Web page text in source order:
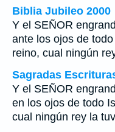
Biblia Jubileo 2000
Y el SEÑOR
ante los ojos de
reino, cual ningún
Sagradas
Y el SEÑOR
en los ojos de todo
cual ningún rey la